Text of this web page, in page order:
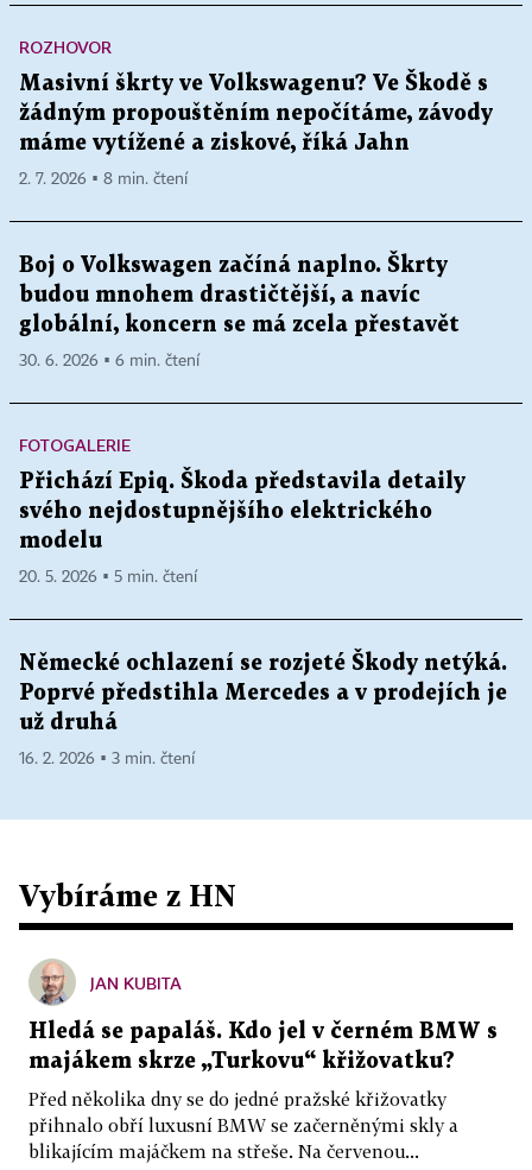
ROZHOVOR
Masivní škrty ve Volkswagenu? Ve Škodě s
žádným propouštěním nepočítáme, závody
máme vytížené a ziskové, říká Jahn
2. 7. 2026 ▪ 8 min. čtení
Boj o Volkswagen začíná naplno. Škrty
budou mnohem drastičtější, a navíc
globální, koncern se má zcela přestavět
30. 6. 2026 ▪ 6 min. čtení
FOTOGALERIE
Přichází Epiq. Škoda představila detaily
svého nejdostupnějšího elektrického
modelu
20. 5. 2026 ▪ 5 min. čtení
Německé ochlazení se rozjeté Škody netýká.
Poprvé předstihla Mercedes a v prodejích je
už druhá
16. 2. 2026 ▪ 3 min. čtení
Vybíráme z HN
JAN KUBITA
Hledá se papaláš. Kdo jel v černém BMW s
majákem skrze „Turkovu“ křižovatku?
Před několika dny se do jedné pražské křižovatky
přihnalo obří luxusní BMW se začerněnými skly a
blikajícím majáčkem na střeše. Na červenou...